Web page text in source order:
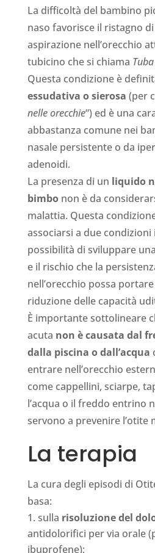
La difficoltà del bambino
naso favorisce il ristagno
aspirazione nell’orecchio
tubicino che si chiama
Questa condizione è
essudativa o sierosa (per
nelle orecchie“) ed è una
abbastanza comune nei
nasale persistente o da
adenoidi.
La presenza di un liquido
bimbonon è da
malattia. Questa
associarsi a due
possibilità di sviluppare
e il rischio che la
nell’orecchio possa
riduzione delle capacità
È importante sottolineare
acuta non è causata dal
dalla piscina o dall’acqua
entrare nell’orecchio
come cappellini, sciarpe,
l’acqua o il freddo entrino
servono a prevenire l’otite
La terapia
La cura degli episodi di
basa:
sulla risoluzione del
antidolorifici per via orale
ibuprofene);